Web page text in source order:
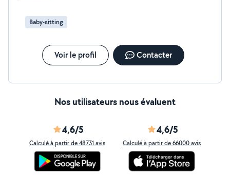
Baby-sitting
Voir le profil Contacter
Nos utilisateurs nous évaluent
4,6/5
Calculé à partir de 48731 avis
4,6/5
Calculé à partir de 66000 avis